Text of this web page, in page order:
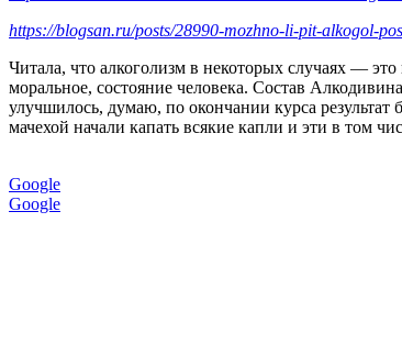
https://blogsan.ru/posts/28990-mozhno-li-pit-alkogol-
Читала, что алкоголизм в некоторых случаях —
моральное, состояние человека. Состав
улучшилось, думаю, по окончании курса
мачехой начали капать всякие капли и эти в том
Google
Google